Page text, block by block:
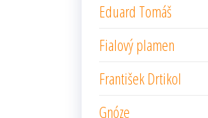
Eduard Tomáš
Fialový plamen
František Drtikol
Gnóze